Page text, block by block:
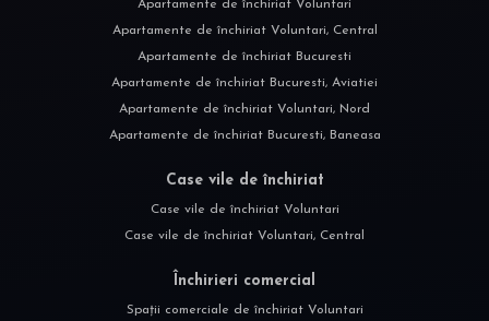
Apartamente de închiriat Voluntari
Apartamente de închiriat Voluntari, Central
Apartamente de închiriat Bucuresti
Apartamente de închiriat Bucuresti, Aviatiei
Apartamente de închiriat Voluntari, Nord
Apartamente de închiriat Bucuresti, Baneasa
Case vile de închiriat
Case vile de închiriat Voluntari
Case vile de închiriat Voluntari, Central
Închirieri comercial
Spații comerciale de închiriat Voluntari